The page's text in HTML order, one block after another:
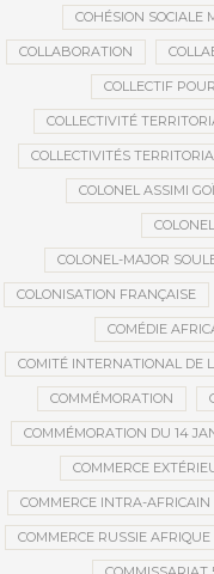
COHÉSION SOCIALE
COLLABORATION
COLLECTIF
COLLECTIVITÉ
COLLECTIVITÉS
COLONEL ASSIMI
COLONEL-MAJOR
COLONISATION FRANÇAISE
COMÉDIE
COMITÉ INTERNATIONAL DE
COMMÉMORATION
COMMÉMORATION DU 14
COMMERCE
COMMERCE INTRA-AFRICAIN
COMMERCE RUSSIE AFRIQUE